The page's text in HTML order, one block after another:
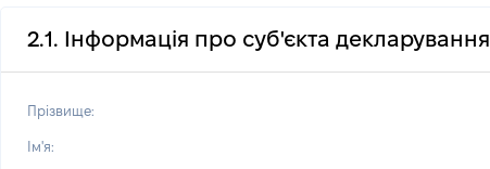
2.1. Інформація про суб'єкта декларування
Прізвище:
Ім'я: